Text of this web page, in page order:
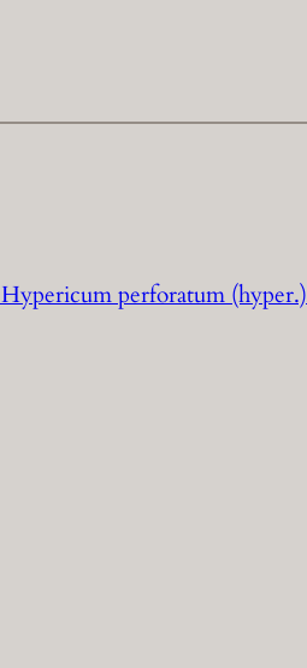
Hypericum perforatum (hyper.)